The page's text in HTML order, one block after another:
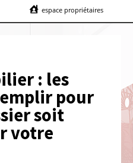
espace propriétaires
: les
pour
soit
votre